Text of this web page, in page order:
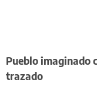
Pueblo imaginado
trazado